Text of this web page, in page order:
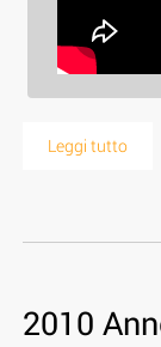
Leggi tutto
2010